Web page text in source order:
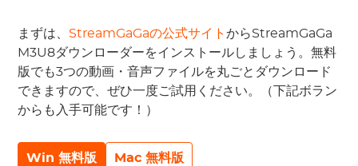
まずは、 StreamGaGaの公式サイトからStreamGaGa
M3U8ダウンローダーをインストールしましょう。無料
版でも3つの動画・音声ファイルを丸ごとダウンロード
できますので、ぜひ一度ご試用ください。（下記ボラン
からも入手可能です！）
Win 無料版 Mac 無料版